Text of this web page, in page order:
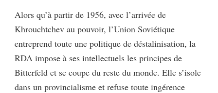
Alors qu’à partir de 1956, avec l’arrivée de
Khrouchtchev au pouvoir, l’Union Soviétique
entreprend toute une politique de déstalinisation, la
RDA impose à ses intellectuels les principes de
Bitterfeld et se coupe du reste du monde. Elle s’isole
dans un provincialisme et refuse toute ingérence